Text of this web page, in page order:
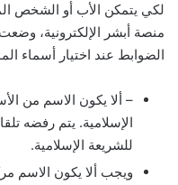
لكي يتمكن الأب أو الشخص
منصة أبشر الإلكترونية،
الضوابط عند اختيار أسماء
– ألا يكون الاسم من
الإسلامية. يتم رفضه
للشريعة الإسلامية.
ويجب ألا يكون الاسم